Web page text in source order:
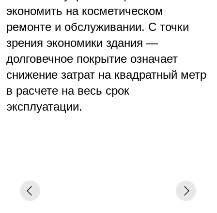
качества. С ней объект становится
выразительнее, узнаваемее, значимее —
и в глазах покупателя, и на рынке.
Компания Palizh доказала, что
лакокрасочные материалы могут быть
но и драйвером коммерческого успеха
проекта. И если раньше цвет выбирали
«по каталогу», то теперь — по стратегии.